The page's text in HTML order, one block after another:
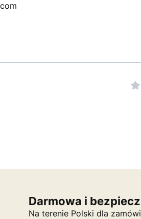
Darmowa i
Na terenie Polski dla